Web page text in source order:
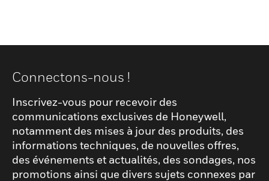
Connectons-nous !
Inscrivez-vous pour recevoir des
communications exclusives de Honeywell,
notamment des mises à jour des produits, des
informations techniques, de nouvelles offres,
des événements et actualités, des sondages, nos
promotions ainsi que divers sujets connexes par